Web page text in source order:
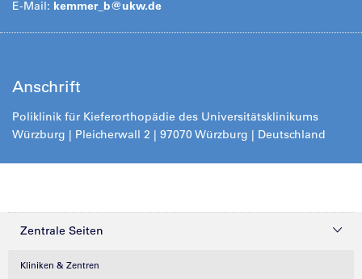
E-Mail: kemmer_b@ukw.de
Anschrift
Poliklinik für Kieferorthopädie des Universitätsklinikums
Würzburg | Pleicherwall 2 | 97070 Würzburg | Deutschland
Zentrale Seiten
Kliniken & Zentren